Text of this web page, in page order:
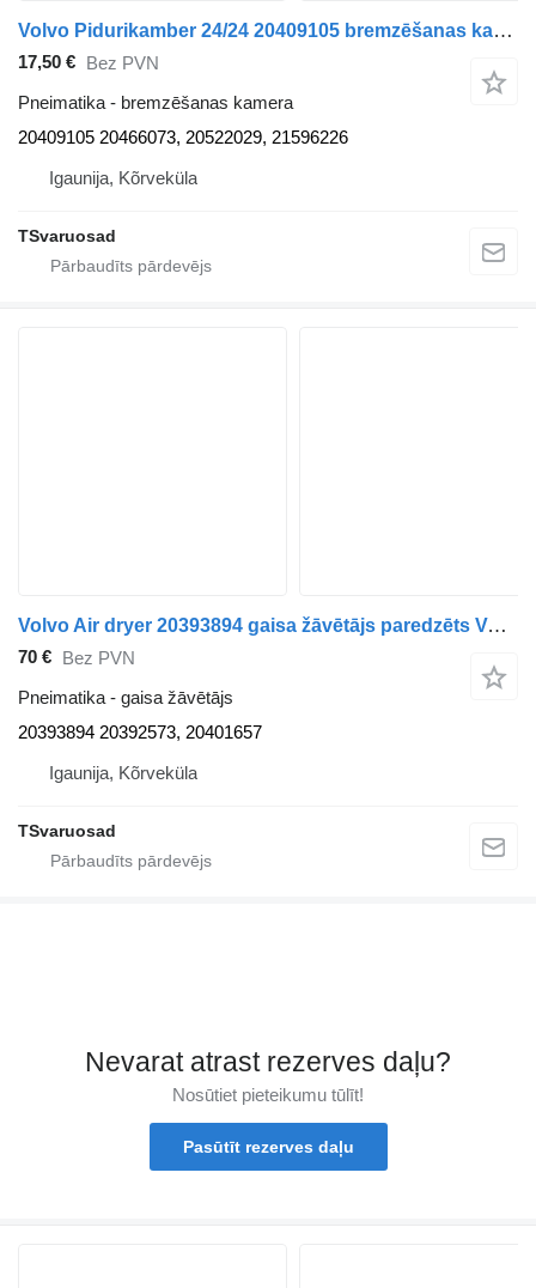
Volvo Pidurikamber 24/24 20409105 bremzēšanas kamera paredzēts Volvo FM9 vilcēja
17,50 € Bez PVN
Pneimatika - bremzēšanas kamera
20409105 20466073, 20522029, 21596226
Igaunija, Kõrveküla
TSvaruosad
Volvo Air dryer 20393894 gaisa žāvētājs paredzēts Volvo FM9 vilcēja
70 €
Bez PVN
Pneimatika - gaisa žāvētājs
20393894 20392573, 20401657
Igaunija, Kõrveküla
TSvaruosad
Nevarat atrast rezerves daļu?
Nosūtiet pieteikumu tūlīt!
Pasūtīt rezerves daļu